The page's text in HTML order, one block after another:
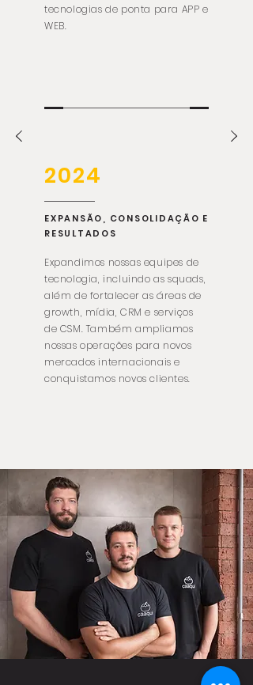
tecnologias de ponta para APP e
WEB.
2024
EXPANSÃO, CONSOLIDAÇÃO E
RESULTADOS
Expandimos nossas equipes de
tecnologia, incluindo as squads,
além de fortalecer as áreas de
growth, mídia, CRM e serviços
de CSM. Também ampliamos
nossas operações para novos
mercados internacionais e
conquistamos novos clientes.